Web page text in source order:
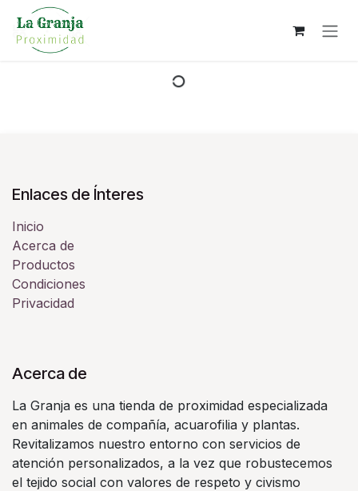
Ir al contenido
Enlaces de Ínteres
Inicio
Acerca de
Productos
Condiciones
Privacidad
Acerca de
La Granja es una tienda de proximidad especializada
en animales de compañía, acuarofilia y plantas.
Revitalizamos nuestro entorno con servicios de
atención personalizados, a la vez que robustecemos
el tejido social con valores de respeto y civismo